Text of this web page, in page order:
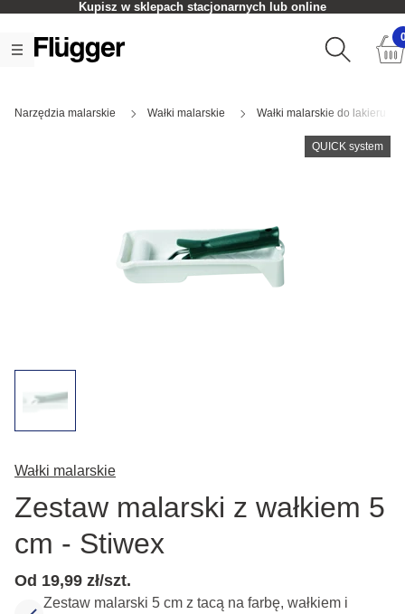
Kupisz w sklepach stacjonarnych lub online
Narzędzia malarskie Wałki malarskie Wałki malarskie do lakieru
QUICK system
Wałki malarskie
Zestaw malarski z wałkiem 5
cm - Stiwex
Od 19,99 zł/szt.
Zestaw malarski 5 cm z tacą na farbę, wałkiem i